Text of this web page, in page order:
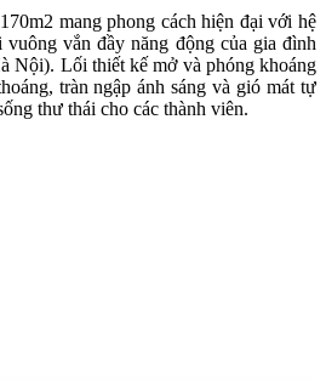
mang phong cách hiện đại với hệ
vắn đầy năng động của gia đình
Nội). Lối thiết kế mở và phóng khoáng
tràn ngập ánh sáng và gió mát tự
thư thái cho các thành viên.